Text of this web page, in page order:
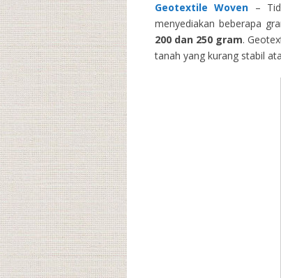
Geotextile Woven –
menyediakan beberapa
200 dan 250 gram.
tanah yang kurang stabil